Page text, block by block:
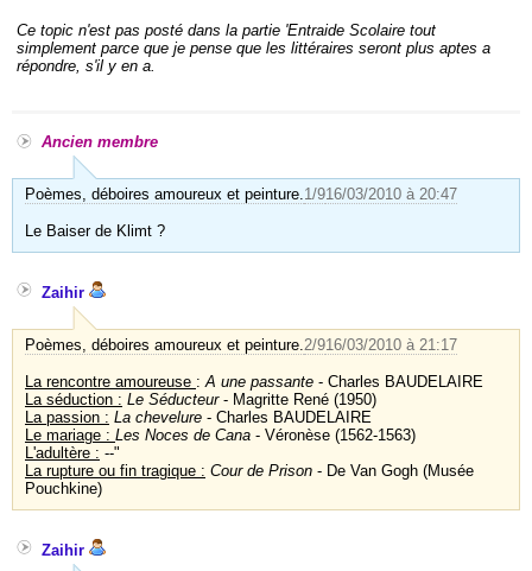
Ce topic n'est pas posté dans la partie 'Entraide Scolaire tout
simplement parce que je pense que les littéraires seront plus aptes a
répondre, s'il y en a.
Ancien membre
Poèmes, déboires amoureux et peinture.1/916/03/2010 à 20:47
Le Baiser de Klimt ?
Zaihir
Poèmes, déboires amoureux et peinture.2/916/03/2010 à 21:17
La rencontre amoureuse :A une passante - Charles BAUDELAIRE
La séduction : Le Séducteur- Magritte René (1950)
La passion : La chevelure - Charles BAUDELAIRE
Le mariage : Les Noces de Cana - Véronèse (1562-1563)
L'adultère : --"
La rupture ou fin tragique : Cour de Prison - De Van Gogh (Musée
Pouchkine)
Zaihir